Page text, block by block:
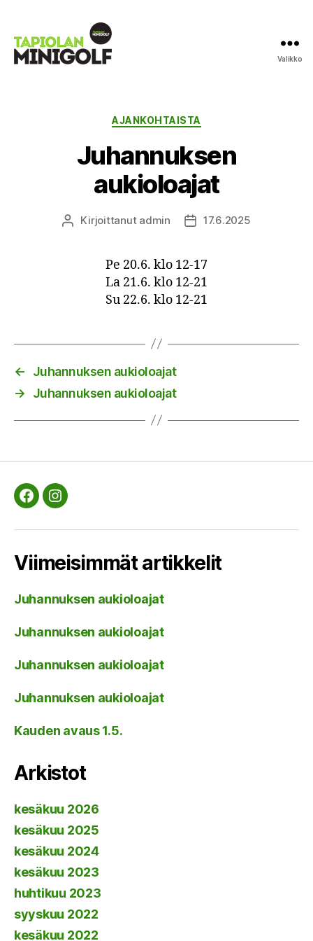
Valikko
Kategoriat
AJANKOHTAISTA
Juhannuksen
aukioloajat
Kirjoittaja
Kirjoittanut admin Julkaisupäivämäärä
17.6.2025
Pe 20.6. klo 12-17
La 21.6. klo 12-21
Su 22.6. klo 12-21
←
Juhannuksen aukioloajat
→
Juhannuksen aukioloajat
FacebookInstagram
Viimeisimmät artikkelit
Juhannuksen aukioloajat
Juhannuksen aukioloajat
Juhannuksen aukioloajat
Juhannuksen aukioloajat
Kauden avaus 1.5.
Arkistot
kesäkuu 2026
kesäkuu 2025
kesäkuu 2024
kesäkuu 2023
huhtikuu 2023
syyskuu 2022
kesäkuu 2022